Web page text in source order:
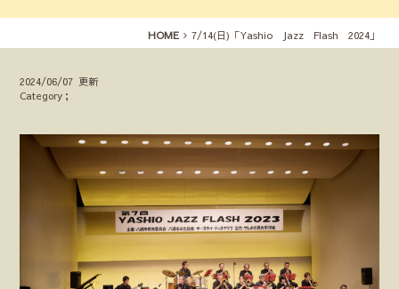
HOME 7/14(日)「Yashio Jazz Flash 2024」
2024/06/07 更新
Category；